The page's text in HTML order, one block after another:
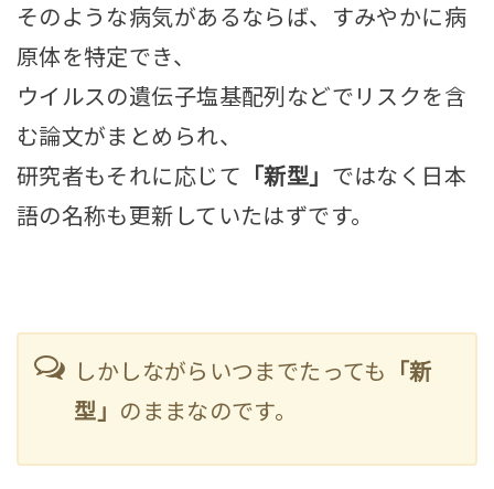
そのような病気があるならば、すみやかに病
原体を特定でき、
ウイルスの遺伝子塩基配列などでリスクを含
む論文がまとめられ、
研究者もそれに応じて 「新型」 ではなく日本
語の名称も更新していたはずです。
しかしながらいつまでたっても
「新
型」 のままなのです。